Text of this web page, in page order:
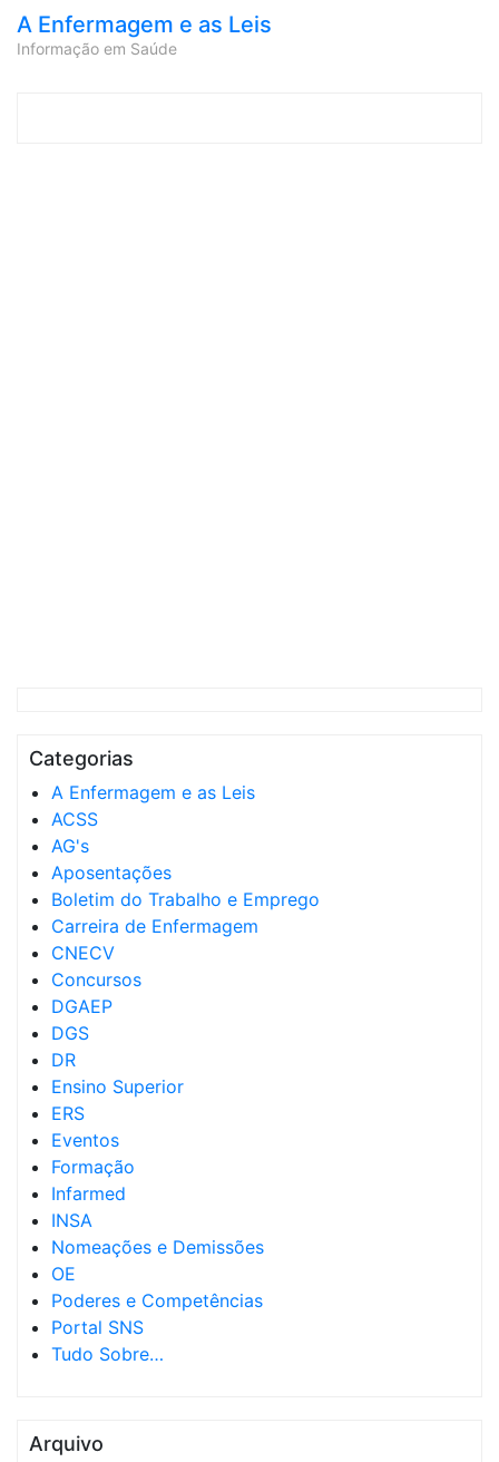
A Enfermagem e as Leis
Informação em Saúde
Categorias
A Enfermagem e as Leis
ACSS
AG's
Aposentações
Boletim do Trabalho e Emprego
Carreira de Enfermagem
CNECV
Concursos
DGAEP
DGS
DR
Ensino Superior
ERS
Eventos
Formação
Infarmed
INSA
Nomeações e Demissões
OE
Poderes e Competências
Portal SNS
Tudo Sobre…
Arquivo